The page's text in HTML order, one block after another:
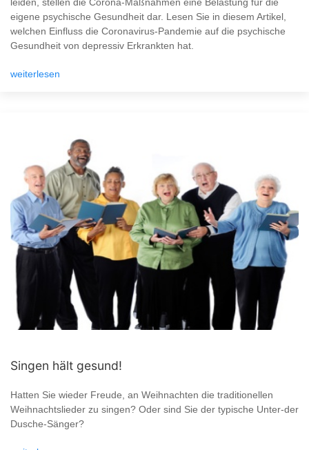
leiden, stellen die Corona-Maßnahmen eine Belastung für die
eigene psychische Gesundheit dar. Lesen Sie in diesem Artikel,
welchen Einfluss die Coronavirus-Pandemie auf die psychische
Gesundheit von depressiv Erkrankten hat.
weiterlesen
Singen hält gesund!
Hatten Sie wieder Freude, an Weihnachten die traditionellen
Weihnachtslieder zu singen? Oder sind Sie der typische Unter-der
Dusche-Sänger?